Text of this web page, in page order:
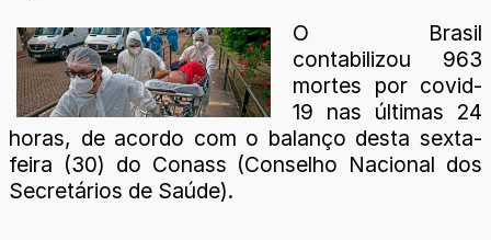
O Brasil
contabilizou 963
mortes por covid-
19 nas últimas 24
horas, de acordo com o balanço desta sexta-
feira (30) do Conass (Conselho Nacional dos
Secretários de Saúde).